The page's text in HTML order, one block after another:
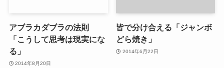
アブラカダブラの法則
「こうして思考は現実にな
る」
2014年8月20日
皆で分け合える「ジャンボ
どら焼き」
2014年6月22日